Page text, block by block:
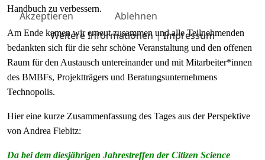
Handbuch zu verbessern.
Am Ende kamen wir erneut zusammen und alle Teilnehmenden
bedankten sich für die sehr schöne Veranstaltung und den offenen
Raum für den Austausch untereinander und mit Mitarbeiter*innen
des BMBFs, Projektträgers und Beratungsunternehmens
Technopolis.
Hier eine kurze Zusammenfassung des Tages aus der Perspektive
von Andrea Fiebitz:
Da bei dem diesjährigen Jahrestreffen der Citizen Science
Akzeptieren
Ablehnen
Weitere Informationen|Impressum